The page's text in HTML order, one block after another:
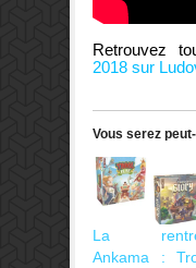
Retrouvez
2018 sur
Vous serez
La
Ankama :